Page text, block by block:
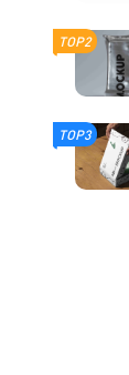
TOP2
TOP3